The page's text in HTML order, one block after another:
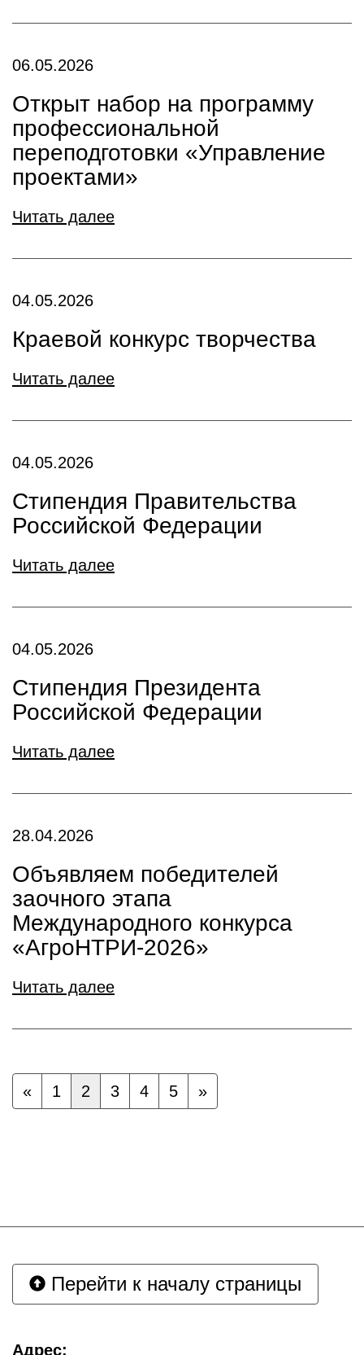
06.05.2026
Открыт набор на программу
профессиональной
переподготовки «Управление
проектами»
Читать далее
04.05.2026
Краевой конкурс творчества
Читать далее
04.05.2026
Стипендия Правительства
Российской Федерации
Читать далее
04.05.2026
Стипендия Президента
Российской Федерации
Читать далее
28.04.2026
Объявляем победителей
заочного этапа
Международного конкурса
«АгроНТРИ-2026»
Читать далее
« 1 2 3 4 5 »
Перейти к началу страницы
Адрес: